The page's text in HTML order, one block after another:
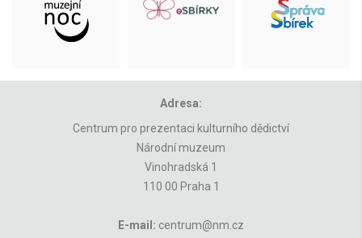
Adresa:
Centrum pro prezentaci kulturního dědictví
Národní muzeum
Vinohradská 1
110 00 Praha 1
E-mail: centrum@nm.cz